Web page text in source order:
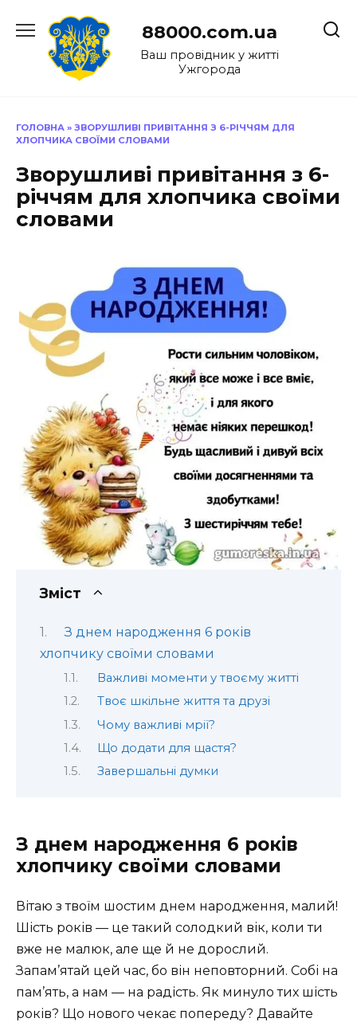
до
88000.com.ua
Ваш провідник у житті
Ужгорода
ГОЛОВНА » ЗВОРУШЛИВІ ПРИВІТАННЯ З 6-РІЧЧЯМ ДЛЯ
ХЛОПЧИКА СВОЇМИ СЛОВАМИ
Зворушливі привітання з 6-
річчям для хлопчика своїми
словами
Зміст
З днем народження 6 років
хлопчику своїми словами
Важливі моменти у твоєму житті
Твоє шкільне життя та друзі
Чому важливі мрії?
Що додати для щастя?
Завершальні думки
З днем народження 6 років
хлопчику своїми словами
Вітаю з твоїм шостим днем народження, малий!
Шість років — це такий солодкий вік, коли ти
вже не малюк, але ще й не дорослий.
Запам’ятай цей час, бо він неповторний. Собі на
пам’ять, а нам — на радість. Як минуло тих шість
років? Що нового чекає попереду? Давайте